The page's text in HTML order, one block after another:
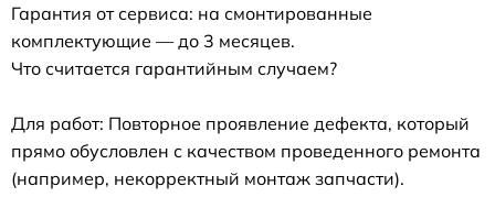
Гарантия от сервиса: на смонтированные
комплектующие — до 3 месяцев.
Что считается гарантийным случаем?
Для работ: Повторное проявление дефекта, который
прямо обусловлен с качеством проведенного ремонта
(например, некорректный монтаж запчасти).